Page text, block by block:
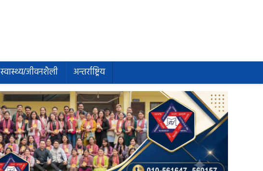
स्वास्थ्य/जीवनशैली अन्तर्राष्ट्रिय